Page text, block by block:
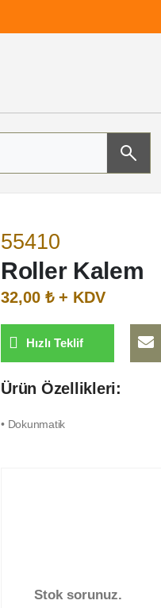
55410
Roller Kalem
32,00 ₺ + KDV
Hızlı Teklif
Ürün Özellikleri:
• Dokunmatik
Stok sorunuz.